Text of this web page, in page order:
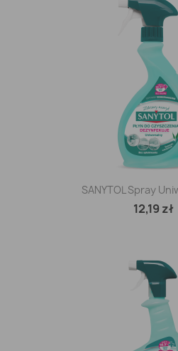
SANYTOL Spray
12,19 zł